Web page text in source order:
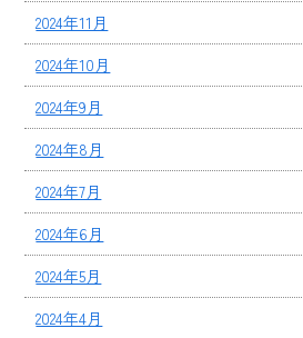
2024年11月
2024年10月
2024年9月
2024年8月
2024年7月
2024年6月
2024年5月
2024年4月